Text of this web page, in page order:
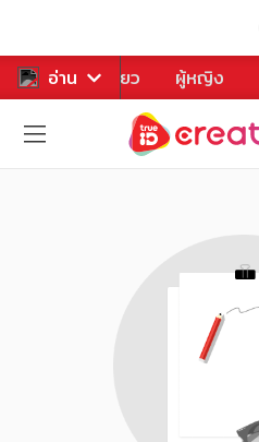
อ่าน
หาร ท่องเที่ยว ผู้หญิง